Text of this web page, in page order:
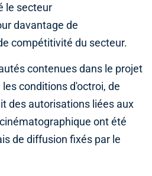
le secteur
davantage de
compétitivité du secteur.
contenues dans le projet
conditions d'octroi, de
des autorisations liées aux
ont été
de diffusion fixés par le